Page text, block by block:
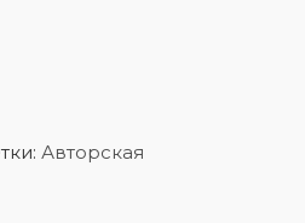
Авторская